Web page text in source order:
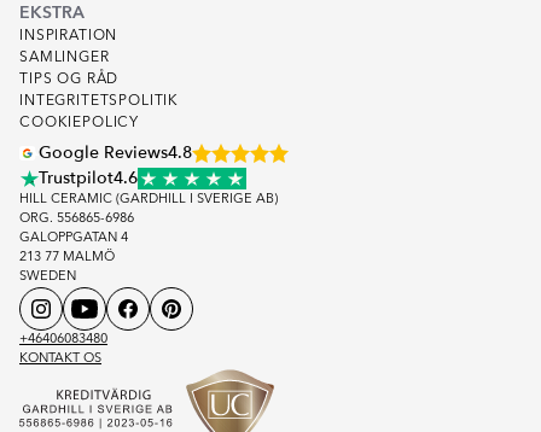
EKSTRA
INSPIRATION
SAMLINGER
TIPS OG RÅD
INTEGRITETSPOLITIK
COOKIEPOLICY
Google Reviews4.8
Trustpilot4.6
HILL CERAMIC (GARDHILL I SVERIGE AB)
ORG. 556865-6986
GALOPPGATAN 4
213 77 MALMÖ
SWEDEN
+46406083480
KONTAKT OS